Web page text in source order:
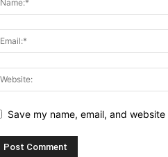
Save my name, email, and